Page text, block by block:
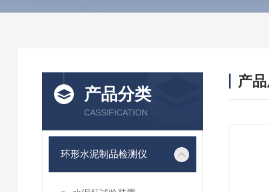
产品分类
CASSIFICATION
环形水泥制品检测仪
产